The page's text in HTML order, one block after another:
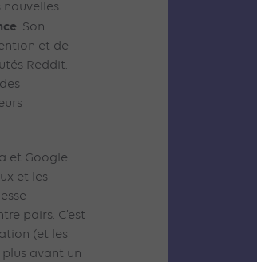
nouvelles
. Son
et de
Reddit.
et Google
et les
pairs. C’est
(et les
avant un